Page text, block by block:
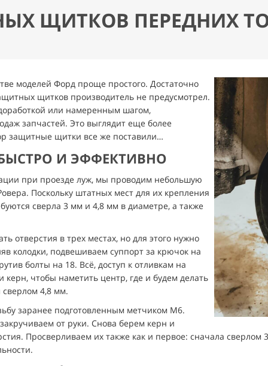
ЩИТКОВ ПЕРЕДНИХ
моделей Форд проще простого. Достаточно
щитков производитель не предусмотрел.
или намеренным шагом,
запчастей. Это выглядит еще более
защитные щитки все же поставили…
И ЭФФЕКТИВНО
при проезде луж, мы проводим небольшую
Поскольку штатных мест для их крепления
сверла 3 мм и 4,8 мм в диаметре, а также
отверстия в трех местах, но для этого нужно
колодки, подвешиваем суппорт за крючок на
болты на 18. Всё, доступ к отливкам на
чтобы наметить центр, где и будем делать
сверлом 4,8 мм.
заранее подготовленным метчиком М6.
от руки. Снова берем керн и
Просверливаем их также как и первое: сначала